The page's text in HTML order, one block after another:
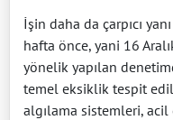
İşin daha da çarpıcı
hafta önce, yani 16
yönelik yapılan
temel eksiklik tespit
algılama sistemleri, acil